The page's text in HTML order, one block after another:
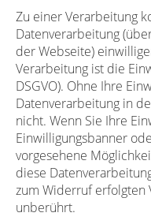
Zu einer Verarbeitung
Datenverarbeitung
der Webseite)
Verarbeitung ist die
DSGVO). Ohne Ihre
Datenverarbeitung in
nicht. Wenn Sie Ihre
Einwilligungsbanner
vorgesehene
diese
zum Widerruf erfolgten
unberührt.